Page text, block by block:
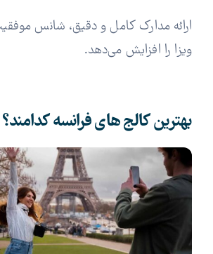
ارائه مدارک کامل و دقیق، شانس
ویزا را افزایش می‌دهد.
بهترین کالج‌ های فرانسه کدامند؟